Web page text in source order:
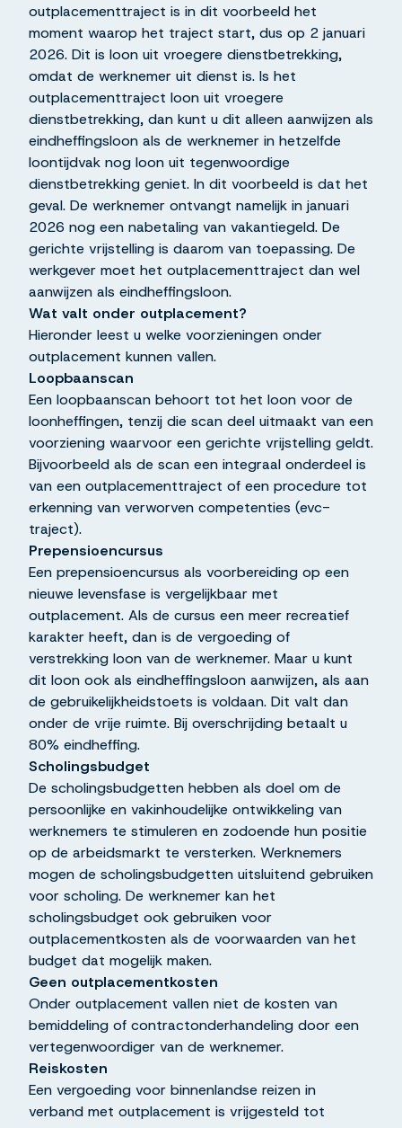
outplacementtraject is in dit voorbeeld het
moment waarop het traject start, dus op 2 januari
2026. Dit is loon uit vroegere dienstbetrekking,
omdat de werknemer uit dienst is. Is het
outplacementtraject loon uit vroegere
dienstbetrekking, dan kunt u dit alleen aanwijzen als
eindheffingsloon als de werknemer in hetzelfde
loontijdvak nog loon uit tegenwoordige
dienstbetrekking geniet. In dit voorbeeld is dat het
geval. De werknemer ontvangt namelijk in januari
2026 nog een nabetaling van vakantiegeld. De
gerichte vrijstelling is daarom van toepassing. De
werkgever moet het outplacementtraject dan wel
aanwijzen als eindheffingsloon.
Wat valt onder outplacement?
Hieronder leest u welke voorzieningen onder
outplacement kunnen vallen.
Loopbaanscan
Een loopbaanscan behoort tot het loon voor de
loonheffingen, tenzij die scan deel uitmaakt van een
voorziening waarvoor een gerichte vrijstelling geldt.
Bijvoorbeeld als de scan een integraal onderdeel is
van een outplacementtraject of een procedure tot
erkenning van verworven competenties (evc-
traject).
Prepensioencursus
Een prepensioencursus als voorbereiding op een
nieuwe levensfase is vergelijkbaar met
outplacement. Als de cursus een meer recreatief
karakter heeft, dan is de vergoeding of
verstrekking loon van de werknemer. Maar u kunt
dit loon ook als eindheffingsloon aanwijzen, als aan
de gebruikelijkheidstoets is voldaan. Dit valt dan
onder de vrije ruimte. Bij overschrijding betaalt u
80% eindheffing.
Scholingsbudget
De scholingsbudgetten hebben als doel om de
persoonlijke en vakinhoudelijke ontwikkeling van
werknemers te stimuleren en zodoende hun positie
op de arbeidsmarkt te versterken. Werknemers
mogen de scholingsbudgetten uitsluitend gebruiken
voor scholing. De werknemer kan het
scholingsbudget ook gebruiken voor
outplacementkosten als de voorwaarden van het
budget dat mogelijk maken.
Geen outplacementkosten
Onder outplacement vallen niet de kosten van
bemiddeling of contractonderhandeling door een
vertegenwoordiger van de werknemer.
Reiskosten
Een vergoeding voor binnenlandse reizen in
verband met outplacement is vrijgesteld tot